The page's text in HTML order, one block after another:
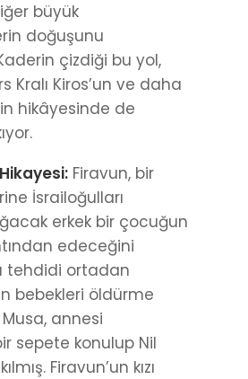
büyük
doğuşunu
çizdiği bu yol,
Kralı Kiros’un ve daha
hikâyesinde de
Firavun, bir
İsrailoğulları
erkek bir çocuğun
edeceğini
tehdidi ortadan
bebekleri öldürme
annesi
sepete konulup Nil
Firavun’un kızı